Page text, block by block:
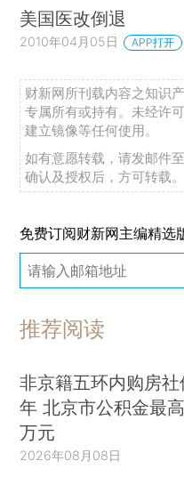
美国医改倒退
2010年04月05日 APP打开
财新网所刊载内容之知识
专属所有或持有。未经许
建立镜像等任何使用。
如有意愿转载，请发邮件至
确认及授权后，方可转载。
免费订阅财新网主编精选
推荐阅读
非京籍五环内购房
年 北京市公积金最
万元
2026年08月08日